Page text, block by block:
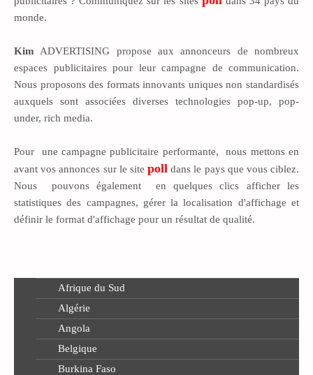
Liberia
Mali
Maroc
Nigéria
Ouganda
Soudan
Soudan du Sud
Suisse
Sénégal
Tchad
Togo
Tunisie
AUDIOVISUEL
ÉVÈNEMENTIEL
CONTACTS
monde.
Kim ADVERTISING propose aux annonceurs de nombreux
espaces publicitaires pour leur campagne de communication.
Nous proposons des formats innovants uniques non standardisés
auxquels sont associées diverses technologies pop-up, pop-
under, rich media.
Pour une campagne publicitaire performante, nous mettons en
avant vos annonces sur le site poll dans le pays que vous ciblez.
Nous pouvons également en quelques clics afficher les
statistiques des campagnes, gérer la localisation d'affichage et
définir le format d'affichage pour un résultat de qualité.
Afrique du Sud
Algérie
Angola
Belgique
Burkina Faso